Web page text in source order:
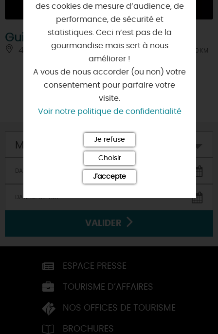
Guinguette du parc de Bel-Air
45140 - INGRE À 10 KM
‹
Mon hôtel
VALIDER
ESPACE PRESSE
TOURISME D’AFFAIRES
NOS OFFICES DE TOURISME
BROCHURES
des cookies de mesure d’audience, de
performance, de sécurité et
statistiques. Ceci n’est pas de la
gourmandise mais sert à nous
améliorer !
A vous de nous accorder (ou non) votre
consentement pour parfaire votre
visite.
Voir notre politique de confidentialité
Je refuse
Choisir
J'accepte